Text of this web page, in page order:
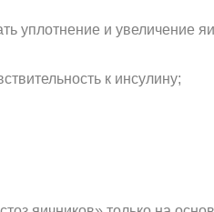
уплотнение и увеличение
к инсулину;